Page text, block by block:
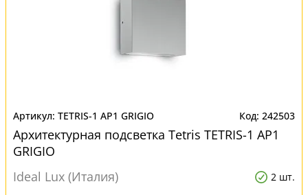
TETRIS-1 AP1 GRIGIO 242503
Архитектурная подсветка Tetris TETRIS-1 AP1
GRIGIO
Ideal Lux (Италия)
2 шт.